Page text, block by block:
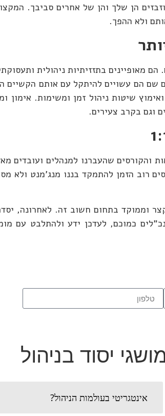
הן שלך והן של אחרים סביבך.
ולא ההפך.
ניהול בכירים. הם מאופיינים בתזזיתיות
הם עשויים להיתקל עם אותם הקשיים
וגם בקרב צעירים.
רוב הזמן להתמקד בננו מנג'מנט ולא
בזום בפורמט 1:1 המאפשר למנהלים ולמנכ"לים כמוכם, לעדכן
יסוד בניהול
אינטגריטי בעולמות הניהול?